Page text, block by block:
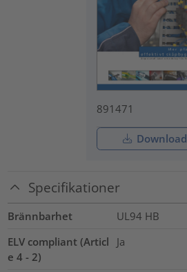
891471
Download
Specifikationer
Brännbarhet
UL94 HB
ELV compliant (Articl
e 4 - 2)
Ja